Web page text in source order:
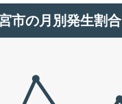
市の月別発生割合